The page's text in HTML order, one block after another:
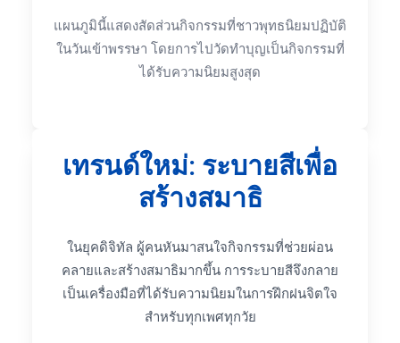
แผนภูมินี้แสดงสัดส่วนกิจกรรมที่ชาวพุทธนิยมปฏิบัติ
ในวันเข้าพรรษา โดยการไปวัดทำบุญเป็นกิจกรรมที่
ได้รับความนิยมสูงสุด
เทรนด์ใหม่: ระบายสีเพื่อ
สร้างสมาธิ
ในยุคดิจิทัล ผู้คนหันมาสนใจกิจกรรมที่ช่วยผ่อน
คลายและสร้างสมาธิมากขึ้น การระบายสีจึงกลาย
เป็นเครื่องมือที่ได้รับความนิยมในการฝึกฝนจิตใจ
สำหรับทุกเพศทุกวัย